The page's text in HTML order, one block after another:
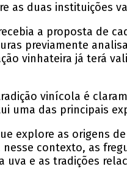
as duas instituições
a proposta de
previamente
vinhateira já terá
tradição vinícola é
uma das principais
explore as origens
contexto, as
uva e as tradições